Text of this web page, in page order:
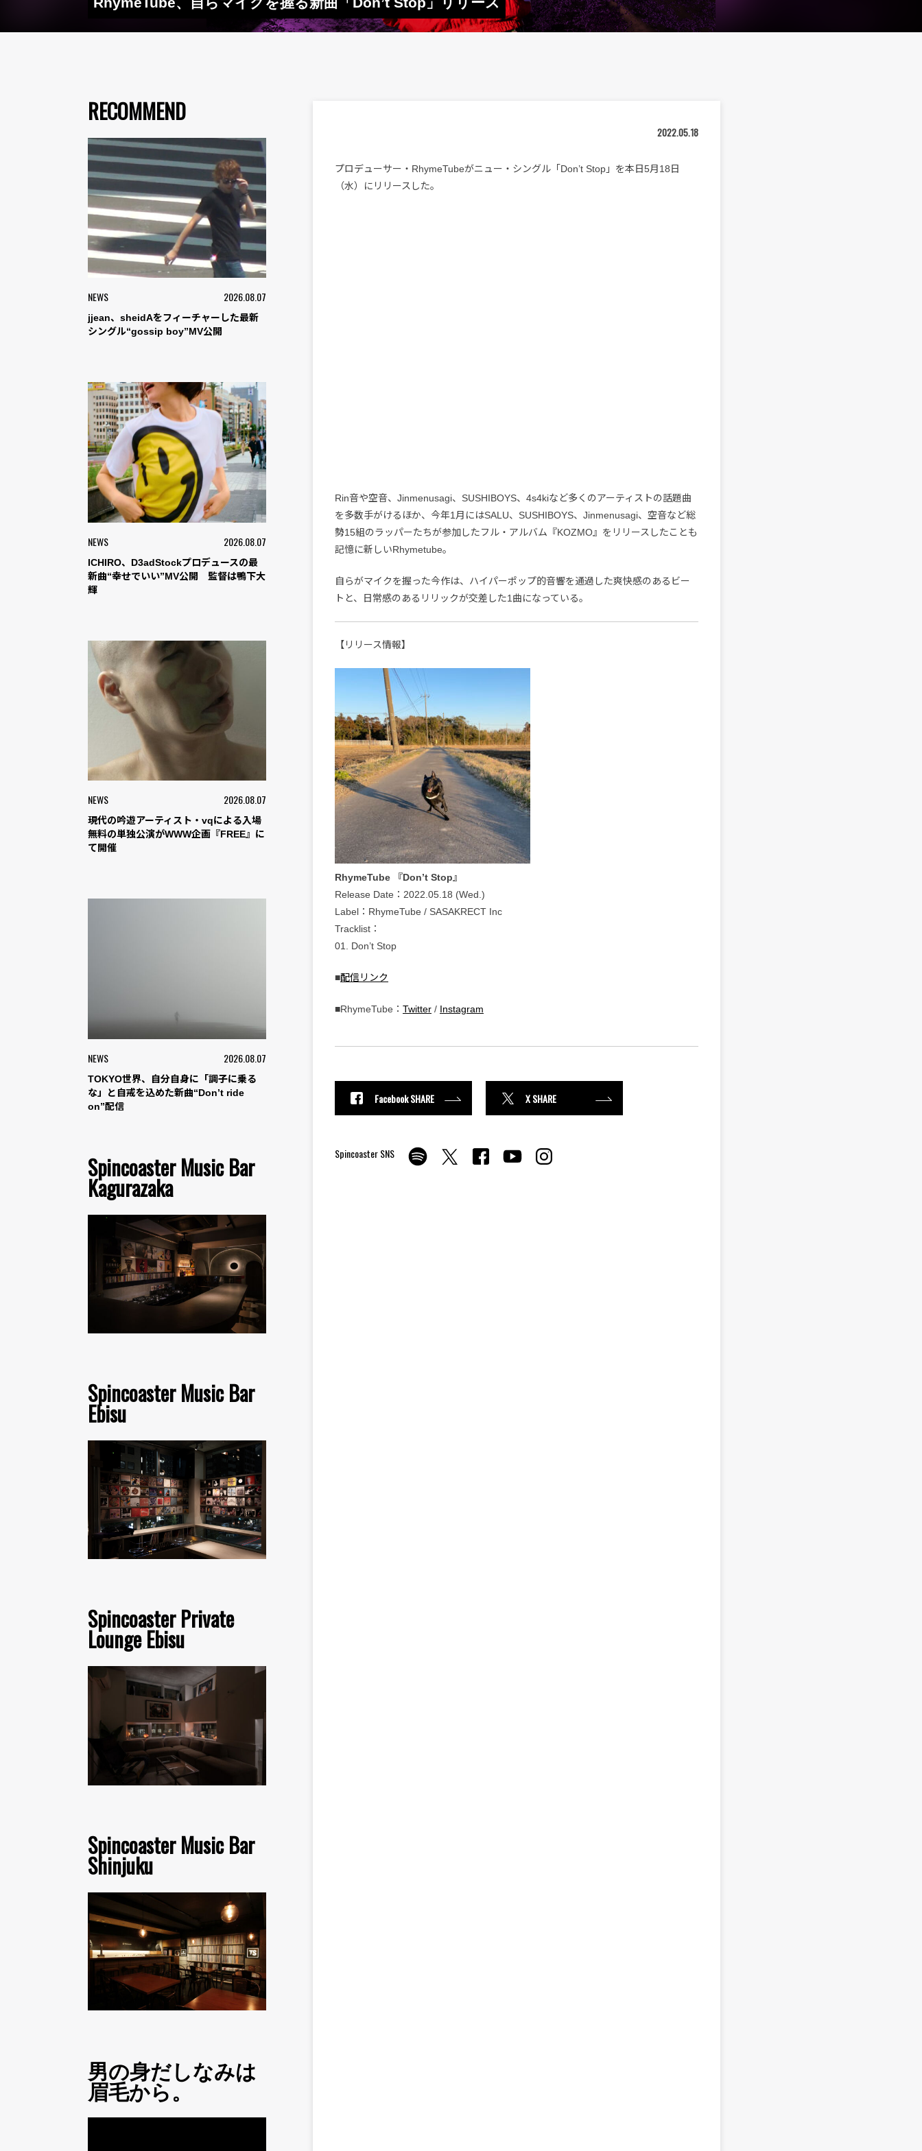
RECOMMEND
NEWS 2026.08.07
jjean、sheidAをフィーチャーした最新
シングル“gossip boy”MV公開
NEWS 2026.08.07
ICHIRO、D3adStockプロデュースの最
新曲“幸せでいい”MV公開 監督は鴨下大
輝
NEWS 2026.08.07
現代の吟遊アーティスト・vqによる入場
無料の単独公演がWWW企画『FREE』に
て開催
NEWS 2026.08.07
TOKYO世界、自分自身に「調子に乗る
な」と自戒を込めた新曲“Don’t ride
on”配信
Spincoaster Music Bar
Kagurazaka
Spincoaster Music Bar
Ebisu
Spincoaster Private
Lounge Ebisu
Spincoaster Music Bar
Shinjuku
男の身だしなみは
眉毛から。
2022.05.18
プロデューサー・RhymeTubeがニュー・シングル「Don’t Stop」を本日5月18日
（水）にリリースした。
Rin音や空音、Jinmenusagi、SUSHIBOYS、4s4kiなど多くのアーティストの話題曲
を多数手がけるほか、今年1月にはSALU、SUSHIBOYS、Jinmenusagi、空音など総
勢15組のラッパーたちが参加したフル・アルバム『KOZMO』をリリースしたことも
記憶に新しいRhymetube。
自らがマイクを握った今作は、ハイパーポップ的音響を通過した爽快感のあるビー
トと、日常感のあるリリックが交差した1曲になっている。
【リリース情報】
RhymeTube 『Don’t Stop』
Release Date：2022.05.18 (Wed.)
Label：RhymeTube / SASAKRECT Inc
Tracklist：
01. Don’t Stop
■配信リンク
■RhymeTube： Twitter / Instagram
Facebook SHARE X SHARE
Spincoaster SNS